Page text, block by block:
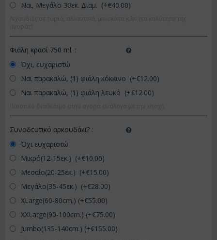
Ναι, Μεγάλο 30εκ. Διαμ. (+€40.00)
Φιάλη κρασί 750 ml. :
Όχι, ευχαριστώ
Ναι παρακαλώ, (1) φιάλη κόκκινο (+€12.00)
Ναι παρακαλώ, (1) φιάλη λευκό (+€12.00)
Συνοδευτικό αρκουδάκι? :
Όχι ευχαριστώ
Μικρό(12-15εκ.) (+€10.00)
Μεσαίο(20-25εκ.) (+€15.00)
Μεγάλο(35-45εκ.) (+€28.00)
XLarge(60-80cm.) (+€55.00)
XXLarge(90-100cm.) (+€75.00)
Jumbo(135-140cm.) (+€155.00)